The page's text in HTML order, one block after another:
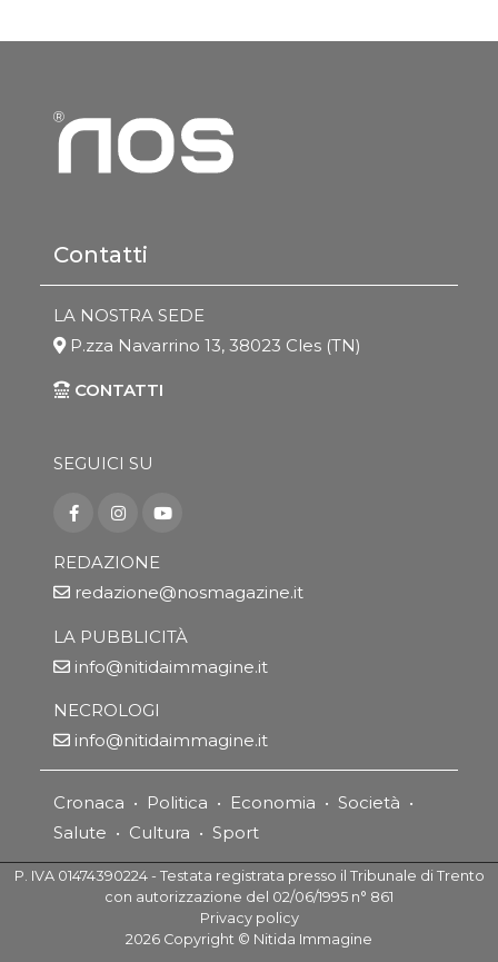
Contatti
LA NOSTRA SEDE
P.zza Navarrino 13, 38023 Cles (TN)
CONTATTI
SEGUICI SU
REDAZIONE
redazione@nosmagazine.it
LA PUBBLICITÀ
info@nitidaimmagine.it
NECROLOGI
info@nitidaimmagine.it
Cronaca • Politica • Economia • Società •
Salute • Cultura • Sport
P. IVA 01474390224 - Testata registrata presso il Tribunale di Trento
con autorizzazione del 02/06/1995 n° 861
Privacy policy
2026 Copyright © Nitida Immagine